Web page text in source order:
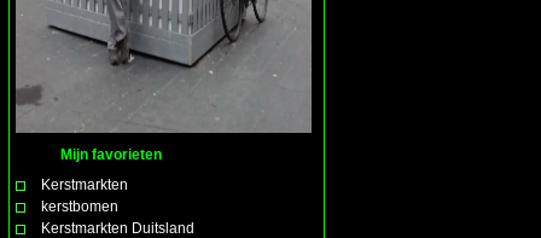
Mijn favorieten
Kerstmarkten
kerstbomen
Kerstmarkten Duitsland